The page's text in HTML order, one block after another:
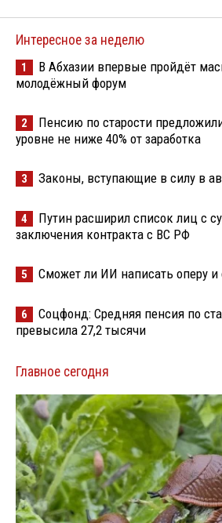
Интересное за неделю
1
В Абхазии впервые пройдёт
молодёжный форум
2
Пенсию по старости
уровне не ниже 40% от заработка
3 Законы, вступающие в силу в
4
Путин расширил список лиц с
заключения контракта с ВС РФ
5 Сможет ли ИИ написать оперу и
6
Соцфонд: Средняя пенсия по
превысила 27,2 тысячи
Главное сегодня